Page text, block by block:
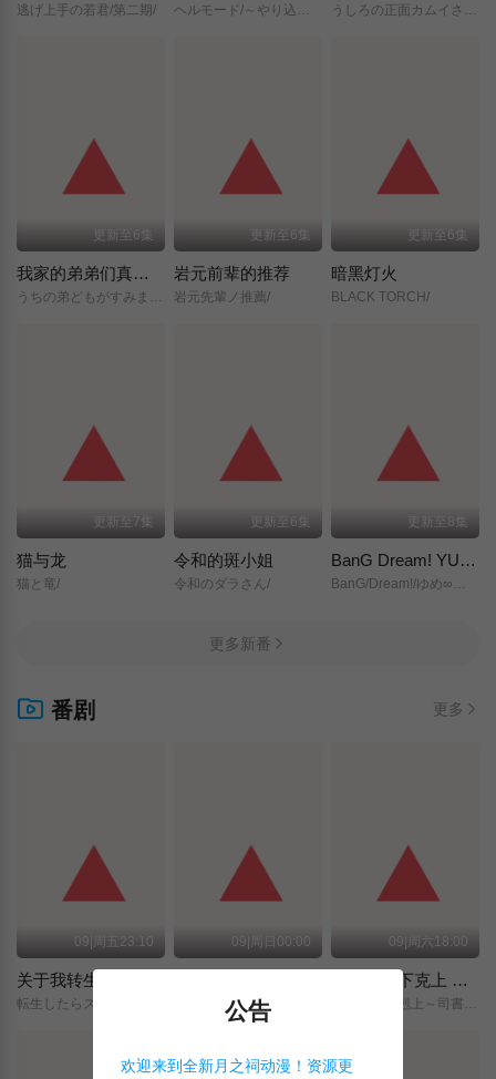
逃げ上手の若君/第二期/ ヘルモード/～やり込み好きのゲーマーは廃設定の異世界で無双する～/2nd/Season/ うしろの正面カムイさん/
更新至6集
我家的弟弟们真是让您费心了
うちの弟どもがすみません/
更新至6集
岩元前辈的推荐
岩元先輩ノ推薦/
更新至6集
暗黑灯火
BLACK TORCH/
更新至7集
猫与龙
猫と竜/
更新至6集
令和的斑小姐
令和のダラさん/
更新至8集
BanG Dream! YUME∞MITA
BanG/Dream!/ゆめ∞みた/
更多新番
番剧 更多
09|周五23:10 09|周日00:00 09|周六18:00
小书痴的下克上 〜为了成为图书管理员而不择手段〜 领主的养女
公告
欢迎来到全新月之祠动漫！资源更